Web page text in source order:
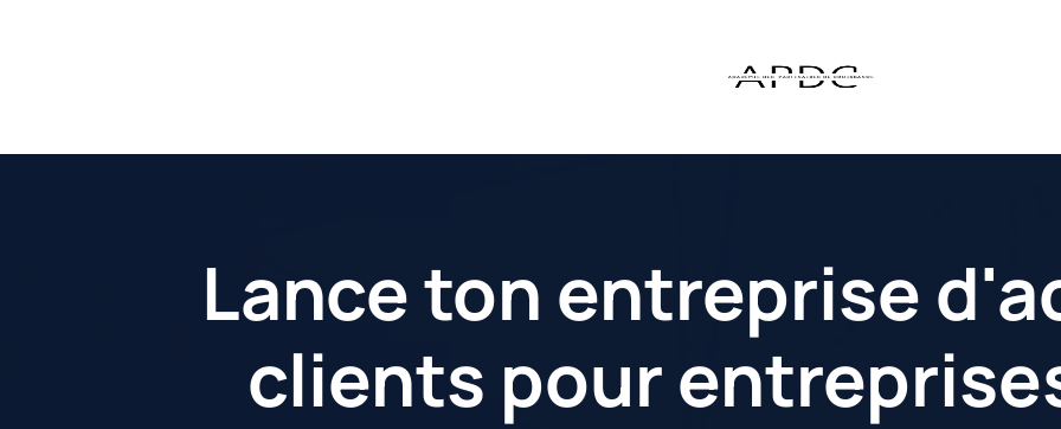
Lance ton entreprise
clients pour